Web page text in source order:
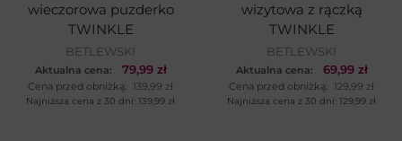
wieczorowa puzderko
TWINKLE
BETLEWSKI
Aktualna cena: 79,99 zł
Cena przed obniżką: 139,99 zł
Najniższa cena z 30 dni: 139,99 zł
wizytowa z rączką
TWINKLE
BETLEWSKI
Aktualna cena: 69,99 zł
Cena przed obniżką: 129,99 zł
Najniższa cena z 30 dni: 129,99 zł